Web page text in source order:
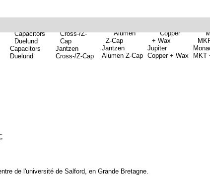
Capacitors
Duelund
Jantzen
Cross-/Z-Cap
Jantzen
Alumen Z-Cap
Jupiter
Copper + Wax
MKT
de l'université de Salford, en Grande Bretagne.